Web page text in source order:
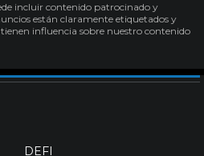
incluir contenido patrocinado y
están claramente etiquetados y
influencia sobre nuestro contenido
DEFI